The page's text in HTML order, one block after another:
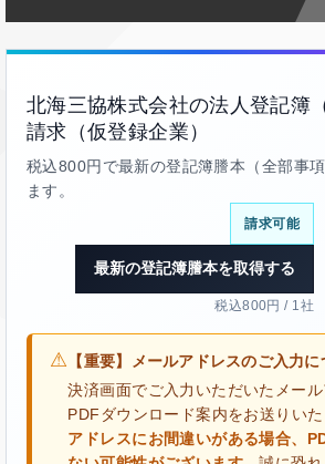
北海三協株式会社の法人登記簿
請求（仮登録企業）
税込800円で最新の登記簿謄本（全部事
ます。
請求可能
最新の登記簿謄本を取得する
税込800円 / 1社
⚠ 【重要】メールアドレスのご入力に
決済画面でご入力いただいたメー
PDFダウンロード案内をお送りいた
アドレスにお間違いがある場合、